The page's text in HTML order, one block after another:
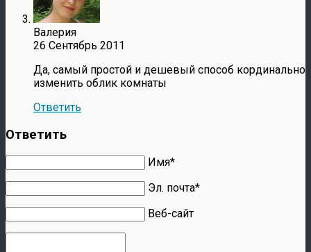
Валерия
26 Сентябрь 2011
Да, самый простой и дешевый способ кординально
изменить облик комнаты
Ответить
Ответить
Имя*
Эл. почта*
Веб-сайт